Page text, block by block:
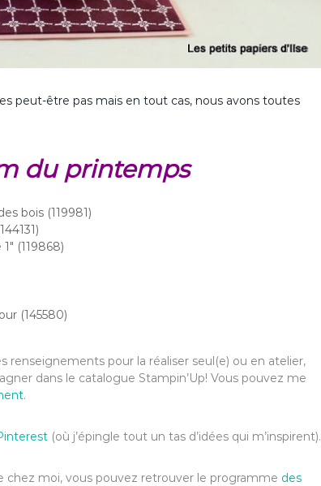
peut-être pas mais en tout cas, nous avons toutes
du printemps
bois (119981)
(119868)
(145580)
renseignements pour la réaliser seul(e) ou en atelier,
dans le catalogue Stampin’Up! Vous pouvez me
.
(où j’épingle tout un tas d’idées qui m’inspirent).
chez moi, vous pouvez retrouver le programme des